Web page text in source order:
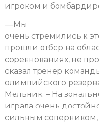
игроком и
— Мы
очень стремились к
прошли отбор на
соревнованиях, не
сказал тренер
олимпийского
Мельник. – На
играла очень
сильным соперником,